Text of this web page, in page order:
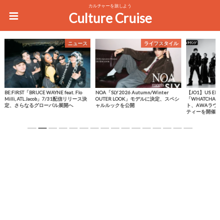
カルチャーを旅しよう
Culture Cruise
ニュース
BE:FIRST「BRUCE WAYNE feat. Flo
Milli, ATL Jacob」7/31配信リリース決
定、さらなるグローバル展開へ
ライフスタイル
NOA「SLY 2026 Autumn/Winter
OUTER LOOK」モデルに決定、スペシ
ャルルックを公開
【JO1】US
「WHATCHA
ト、AWAラウ
ティーを開催